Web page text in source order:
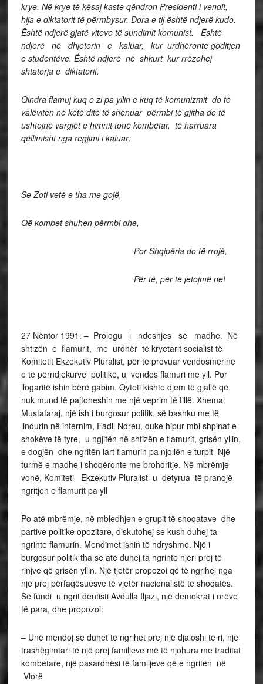
krye. Në krye të kësaj kaste qëndron Presidenti i vendit,
hija e diktatorit të përmbysur. Dora e tij është ndjerë kudo.
Është ndjerë gjatë viteve të sundimit komunist. Është
ndjerë në dhjetorin e kaluar, kur urdhëronte goditjen
e studentëve. Është ndjerë në shkurt kur rrëzohej
shtatorja e diktatorit.
Qindra flamuj kuq e zi pa yllin e kuq të komunizmit do të
valëviten në këtë ditë të shënuar përmbi të gjitha do të
ushtojnë vargjet e himnit tonë kombëtar, të harruara
qëllimisht nga regjimi i kaluar:
Se Zoti vetë e tha me gojë,
Që kombet shuhen përmbi dhe,
Por Shqipëria do të rrojë,
Për të, për të jetojmë ne!
27 Nëntor 1991. – Prologu i ndeshjes së madhe. Në
shtizën e flamurit, me urdhër të kryetarit socialist të
Komitetit Ekzekutiv Pluralist, për të provuar vendosmërinë
e të përndjekurve politikë, u vendos flamuri me yll. Por
llogaritë ishin bërë gabim. Qyteti kishte djem të gjallë që
nuk mund të pajtoheshin me një veprim të tillë. Xhemal
Mustafaraj, një ish i burgosur politik, së bashku me të
lindurin në internim, Fadil Ndreu, duke hipur mbi shpinat e
shokëve të tyre, u ngjitën në shtizën e flamurit, grisën yllin,
e dogjën dhe ngritën lart flamurin pa njollën e turpit Një
turmë e madhe i shoqëronte me brohoritje. Në mbrëmje
vonë, Komiteti Ekzekutiv Pluralist u detyrua të pranojë
ngritjen e flamurit pa yll
Po atë mbrëmje, në mbledhjen e grupit të shoqatave dhe
partive politike opozitare, diskutohej se kush duhej ta
ngrinte flamurin. Mendimet ishin të ndryshme. Një i
burgosur politik tha se atë duhej ta ngrinte njëri prej të
rinjve që grisën yllin. Një tjetër propozoi që të ngrihej nga
një prej përfaqësuesve të vjetër nacionalistë të shoqatës.
Së fundi u ngrit dentisti Avdulla Iljazi, një demokrat i orëve
të para, dhe propozoi:
– Unë mendoj se duhet të ngrihet prej një djaloshi të ri, një
trashëgimtari të një prej familjeve më të njohura me traditat
kombëtare, një pasardhësi të familjeve që e ngritën në
Vlorë